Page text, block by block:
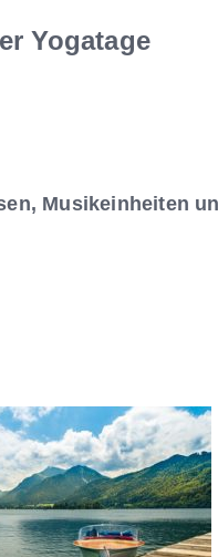
Yogatage
Musikeinheiten